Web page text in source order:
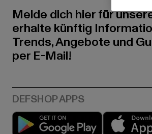
Melde dich hier für
erhalte künftig
Trends, Angebote und
per E-Mail!
Play market